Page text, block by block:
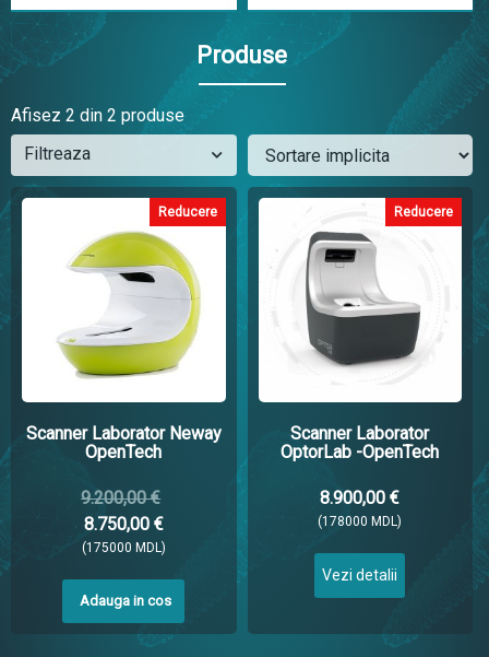
Produse
Afisez 2 din 2 produse
Filtreaza
Reducere
Scanner Laborator Neway
OpenTech
9.200,00 €
8.750,00 €
(175000 MDL)
Adauga in cos
Reducere
Scanner Laborator
OptorLab -OpenTech
8.900,00 €
(178000 MDL)
Vezi detalii